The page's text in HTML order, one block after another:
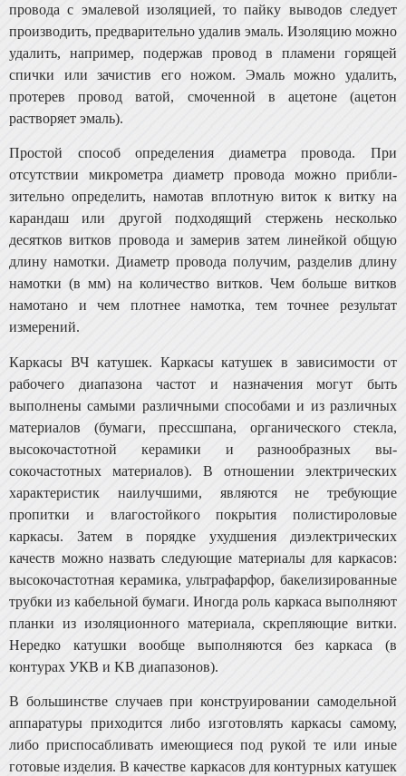
провода с эмалевой изоляцией, то пайку выводов следует
производить, предварительно удалив эмаль. Изо­ляцию можно
удалить, например, подержав провод в пламени горящей
спички или зачистив его ножом. Эмаль можно удалить,
протерев провод ватой, смоченной в аце­тоне (ацетон
растворяет эмаль).
Простой способ определения диаметра провода. При
отсутствии микрометра диаметр провода можно прибли­
зительно определить, намотав вплотную виток к витку на
карандаш или другой подходящий стержень несколько
десятков витков провода и замерив затем линейкой об­щую
длину намотки. Диаметр провода получим, разде­лив длину
намотки (в мм) на количество витков. Чем больше витков
намотано и чем плотнее намотка, тем точ­нее результат
измерений.
Каркасы ВЧ катушек. Каркасы катушек в зависимо­сти от
рабочего диапазона частот и назначения могут быть
выполнены самыми различными способами и из раз­личных
материалов (бумаги, прессшпана, органического стекла,
высокочастотной керамики и разнообразных вы­
сокочастотных материалов). В отношении электрических
характеристик наилучшими, являются не требующие
пропитки и влагостойкого покрытия полистироловые
каркасы. Затем в порядке ухудшения диэлектрических
качеств можно назвать следующие материалы для каркасов:
высокочастотная керамика, ультрафарфор, бакелизированные
трубки из кабельной бумаги. Иногда роль каркаса выполняют
планки из изоляционного ма­териала, скрепляющие витки.
Нередко катушки вообще выполняются без каркаса (в
контурах УКВ и KB диа­пазонов).
В большинстве случаев при конструировании само­дельной
аппаратуры приходится либо изготовлять карка­сы самому,
либо приспосабливать имеющиеся под рукой те или иные
готовые изделия. В качестве каркасов для контурных катушек